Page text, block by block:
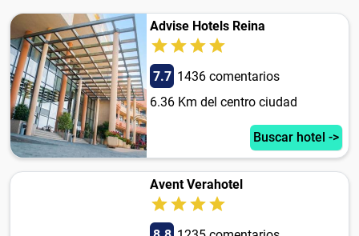
Advise Hotels Reina
7.7 1436 comentarios
6.36 Km del centro ciudad
Buscar hotel ->
Avent Verahotel